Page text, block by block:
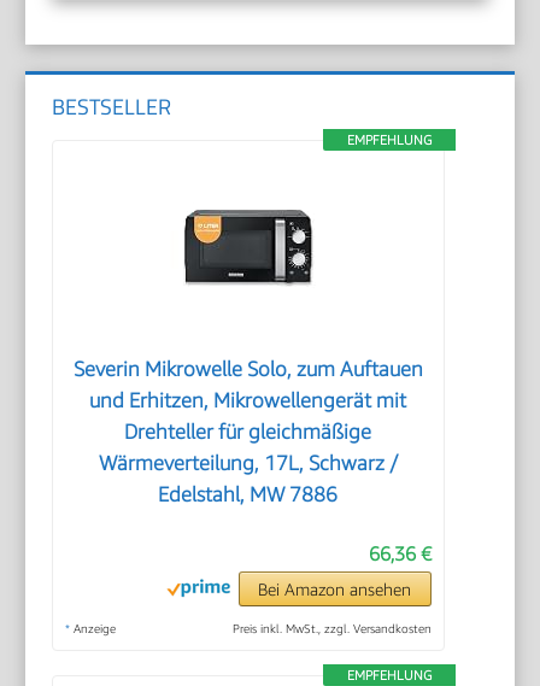
BESTSELLER
EMPFEHLUNG
Severin Mikrowelle Solo, zum Auftauen
und Erhitzen, Mikrowellengerät mit
Drehteller für gleichmäßige
Wärmeverteilung, 17L, Schwarz /
Edelstahl, MW 7886
66,36 €
Bei Amazon ansehen
* Anzeige Preis inkl. MwSt., zzgl. Versandkosten
EMPFEHLUNG